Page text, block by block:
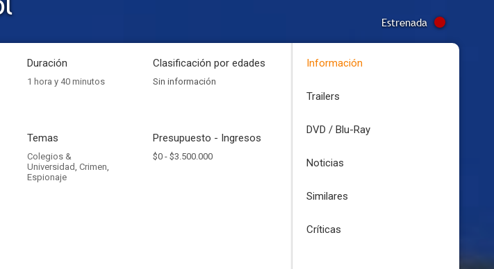
Estrenada
Duración
1 hora y 40 minutos
Clasificación por edades
Sin información
Temas
Colegios &
Universidad, Crimen,
Espionaje
Presupuesto - Ingresos
$0 - $3.500.000
Información
Trailers
DVD / Blu-Ray
Noticias
Similares
Críticas